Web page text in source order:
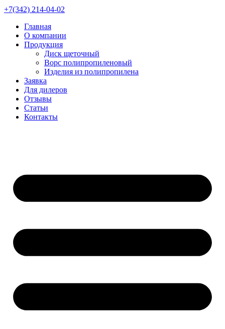
+7(342) 214-04-02
Главная
О компании
Продукция
Диск щеточный
Ворс полипропиленовый
Изделия из полипропилена
Заявка
Для дилеров
Отзывы
Статьи
Контакты